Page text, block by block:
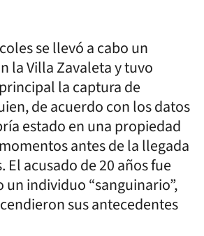
se llevó a cabo un
la Villa Zavaleta y tuvo
la captura de
de acuerdo con los datos
estado en una propiedad
antes de la llegada
El acusado de 20 años fue
individuo “sanguinario”,
sus antecedentes